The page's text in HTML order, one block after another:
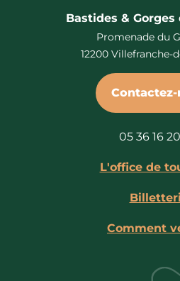
Bastides & Gorges
Promenade du
12200 Villefranche-
Contactez-
05 36 16
L'office de
Comment